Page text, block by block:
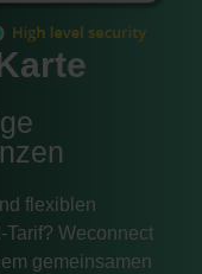
flexiblen
Weconnect
gemeinsamen